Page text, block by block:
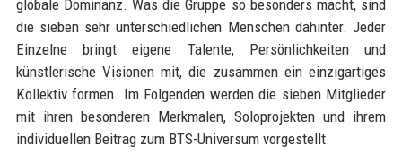
globale Dominanz. Was die Gruppe so besonders macht, sind
die sieben sehr unterschiedlichen Menschen dahinter. Jeder
Einzelne bringt eigene Talente, Persönlichkeiten und
künstlerische Visionen mit, die zusammen ein einzigartiges
Kollektiv formen. Im Folgenden werden die sieben Mitglieder
mit ihren besonderen Merkmalen, Soloprojekten und ihrem
individuellen Beitrag zum BTS-Universum vorgestellt.